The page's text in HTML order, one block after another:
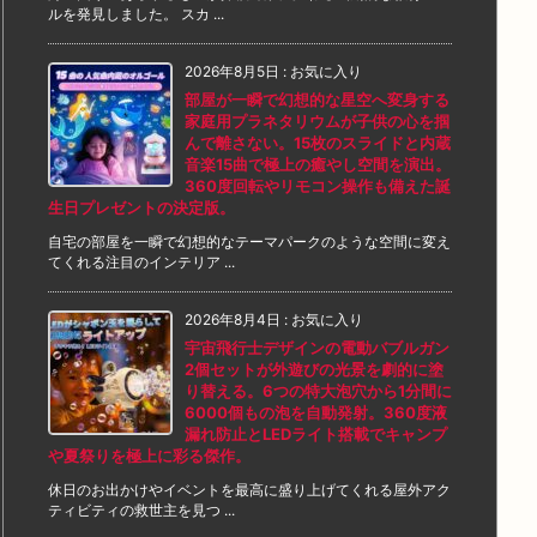
ルを発見しました。 スカ ...
2026年8月5日 : お気に入り
部屋が一瞬で幻想的な星空へ変身する
家庭用プラネタリウムが子供の心を掴
んで離さない。15枚のスライドと内蔵
音楽15曲で極上の癒やし空間を演出。
360度回転やリモコン操作も備えた誕
生日プレゼントの決定版。
自宅の部屋を一瞬で幻想的なテーマパークのような空間に変え
てくれる注目のインテリア ...
2026年8月4日 : お気に入り
宇宙飛行士デザインの電動バブルガン
2個セットが外遊びの光景を劇的に塗
り替える。6つの特大泡穴から1分間に
6000個もの泡を自動発射。360度液
漏れ防止とLEDライト搭載でキャンプ
や夏祭りを極上に彩る傑作。
休日のお出かけやイベントを最高に盛り上げてくれる屋外アク
ティビティの救世主を見つ ...